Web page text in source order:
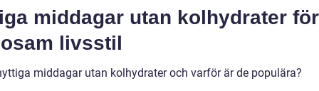
middagar utan kolhydrater
livsstil
middagar utan kolhydrater och varför är de populära?